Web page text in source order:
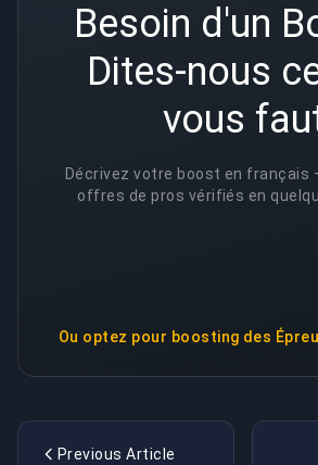
Besoin d'un
Dites-nous
vous
Décrivez votre boost en français
offres de pros vérifiés en
Ou optez pour boosting des
Previous Article